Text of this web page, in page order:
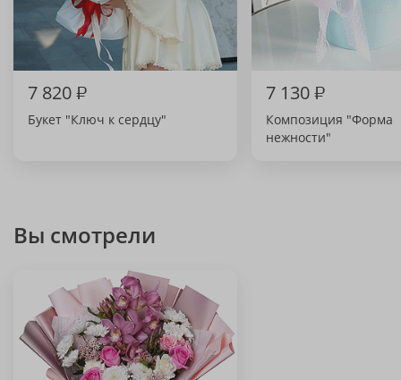
7 820₽
Букет "Ключ к сердцу"
7 130₽
Композиция "Форма
нежности"
Вы смотрели